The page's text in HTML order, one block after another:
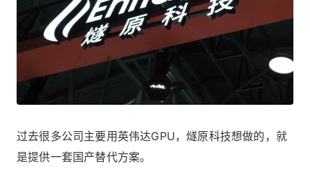
过去很多公司主要用英伟达GPU，燧原科技想做的，就
是提供一套国产替代方案。